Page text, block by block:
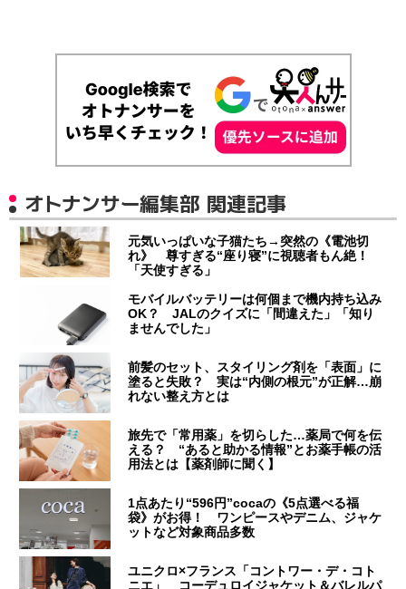
オトナンサー編集部 関連記事
元気いっぱいな子猫たち→突然の《電池切
れ》 尊すぎる“座り寝”に視聴者もん絶！
「天使すぎる」
モバイルバッテリーは何個まで機内持ち込み
OK？ JALのクイズに「間違えた」「知り
ませんでした」
前髪のセット、スタイリング剤を「表面」に
塗ると失敗？ 実は“内側の根元”が正解…崩
れない整え方とは
旅先で「常用薬」を切らした…薬局で何を伝
える？ “あると助かる情報”とお薬手帳の活
用法とは【薬剤師に聞く】
1点あたり“596円”cocaの《5点選べる福
袋》がお得！ ワンピースやデニム、ジャケ
ットなど対象商品多数
ユニクロ×フランス「コントワー・デ・コト
ニエ」 コーデュロイジャケット＆バレルパ